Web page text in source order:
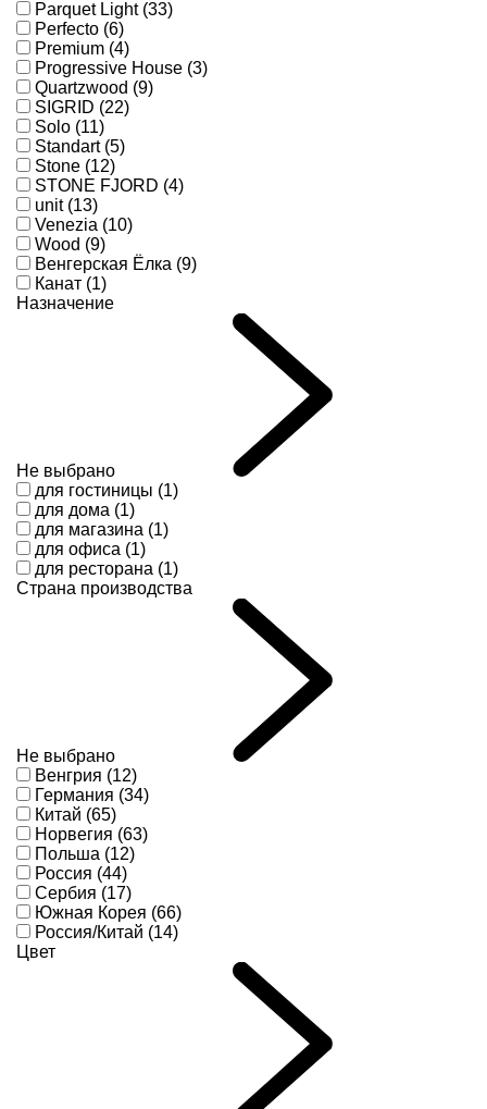
Parquet Light (33)
Perfecto (6)
Premium (4)
Progressive House (3)
Quartzwood (9)
SIGRID (22)
Solo (11)
Standart (5)
Stone (12)
STONE FJORD (4)
unit (13)
Venezia (10)
Wood (9)
Венгерская Ёлка (9)
Канат (1)
Назначение
Не выбрано
для гостиницы (1)
для дома (1)
для магазина (1)
для офиса (1)
для ресторана (1)
Страна производства
Не выбрано
Венгрия (12)
Германия (34)
Китай (65)
Норвегия (63)
Польша (12)
Россия (44)
Сербия (17)
Южная Корея (66)
Россия/Китай (14)
Цвет